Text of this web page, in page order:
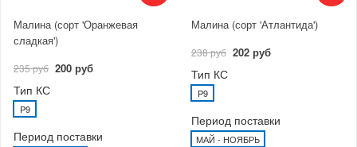
Малина (сорт 'Оранжевая
сладкая')
235 руб 200 руб
Тип КС
P9
Период поставки
Малина (сорт 'Атлантида')
238 руб 202 руб
Тип КС
P9
Период поставки
МАЙ - НОЯБРЬ